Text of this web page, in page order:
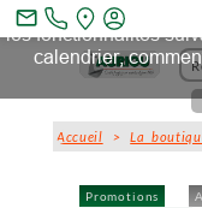
Promotions
Accueil >La
mail_outline
Ce site et des sites
les fonctionnalités
calendrier,